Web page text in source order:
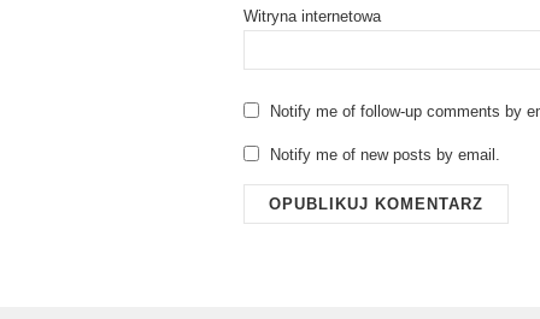
Witryna internetowa
Notify me of follow-up comments by
Notify me of new posts by email.